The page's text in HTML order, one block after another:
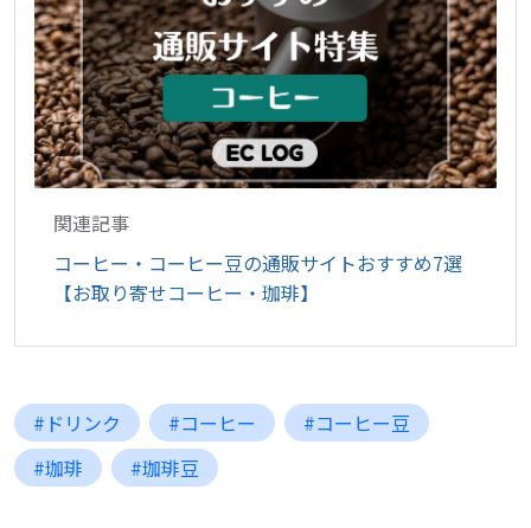
関連記事
コーヒー・コーヒー豆の通販サイトおすすめ7選
【お取り寄せコーヒー・珈琲】
#ドリンク #コーヒー
#コーヒー豆
#珈琲
#珈琲豆